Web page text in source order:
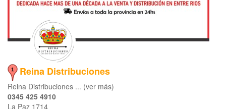
Reina Distribuciones
Reina Distribuciones ... (ver más)
0345 425 4910
La Paz 1714